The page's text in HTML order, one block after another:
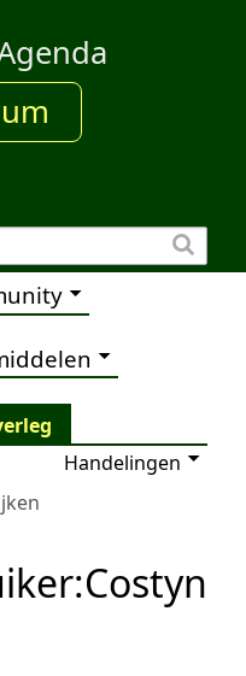
Handelingen
:Costyn